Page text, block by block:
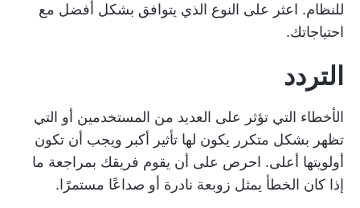
للنظام. اعثر على النوع الذي يتوافق بشكل أفضل مع
احتياجاتك.
التردد
الأخطاء التي تؤثر على العديد من المستخدمين أو التي
تظهر بشكل متكرر يكون لها تأثير أكبر ويجب أن تكون
أولويتها أعلى. احرص على أن يقوم فريقك بمراجعة ما
إذا كان الخطأ يمثل زوبعة نادرة أو صداعًا مستمرًا.